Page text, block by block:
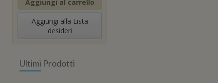
Aggiungi al carrello
Aggiungi alla Lista
desideri
Ultimi Prodotti